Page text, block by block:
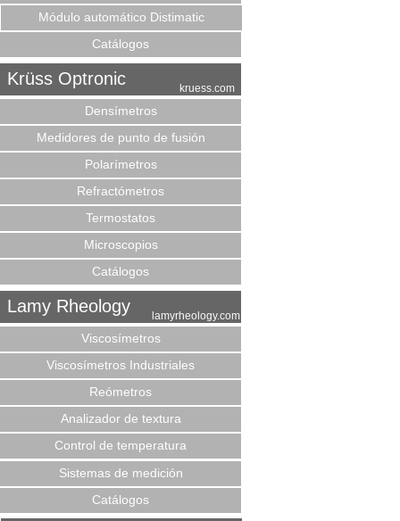
Módulo automático Distimatic
Catálogos
Krüss Optronic kruess.com
Densímetros
Medidores de punto de fusión
Polarímetros
Refractómetros
Termostatos
Microscopios
Catálogos
Lamy Rheology lamyrheology.com
Viscosímetros
Viscosímetros Industriales
Reómetros
Analizador de textura
Control de temperatura
Sistemas de medición
Catálogos